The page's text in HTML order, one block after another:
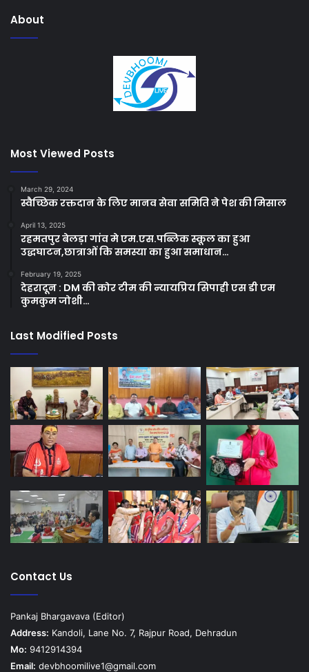
About
Most Viewed Posts
March 29, 2024
स्वैच्छिक रक्तदान के लिए मानव सेवा समिति ने पेश की मिसाल
April 13, 2025
रहमतपुर बेलड़ा गांव मे एम.एस.पब्लिक स्कूल का हुआ
उद्धघाटन,छात्राओं कि समस्या का हुआ समाधान…
February 19, 2025
देहरादून : DM की कोर टीम की न्यायप्रिय सिपाही एस डी एम
कुमकुम जोशी…
Last Modified Posts
Contact Us
Pankaj Bhargavava (Editor)
Address: Kandoli, Lane No. 7, Rajpur Road, Dehradun
Mo: 9412914394
Email: devbhoomilive1@gmail.com